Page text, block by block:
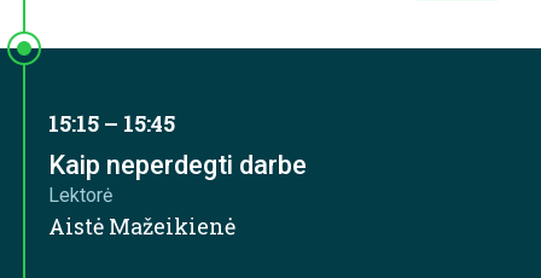
15:15 – 15:45
Kaip neperdegti darbe
Lektorė
Aistė Mažeikienė